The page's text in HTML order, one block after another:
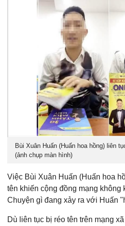
Bùi Xuân Huấn (Huấn hoa hồng) liên
(ảnh chụp màn hình)
Việc Bùi Xuân Huấn (Huấn hoa
tên khiến cộng đồng mạng không
Chuyện gì đang xảy ra với Huấn
Dù liên tục bị réo tên trên mạng